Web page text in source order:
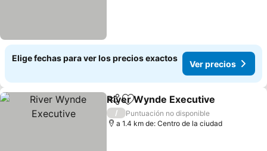
Elige fechas para ver los precios exactos
Ver precios
CompartirAgregar a favoritos
River Wynde Executive
/
Puntuación no disponible
a 1.4 km de: Centro de la ciudad